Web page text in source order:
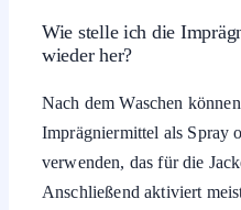
Wie stelle ich die
wieder her?
Nach dem Waschen
Imprägniermittel als Spray
verwenden, das für die
Anschließend aktiviert